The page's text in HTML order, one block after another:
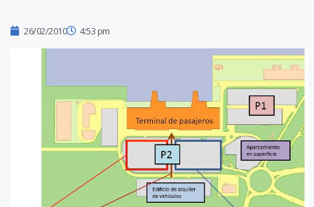
26/02/2010 4:53 pm